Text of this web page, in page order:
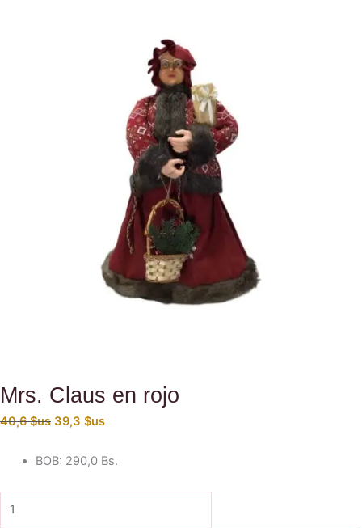
Mrs. Claus en rojo
40,6$us El
original
40,6 $us.
39,3 $usEl
actual
39,3 $us.
BOB: 290,0 Bs.
Claus